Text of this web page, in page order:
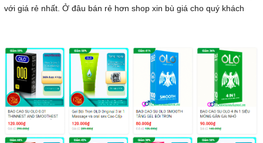
với giá rẻ nhất. Ở đâu bán rẻ hơn shop xin bù giá cho quý khách